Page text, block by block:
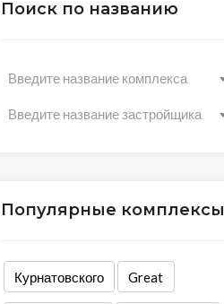
Поиск по названию
Введите название комплекса
Введите название застройщика
Популярные комплексы
Курнатовского Great